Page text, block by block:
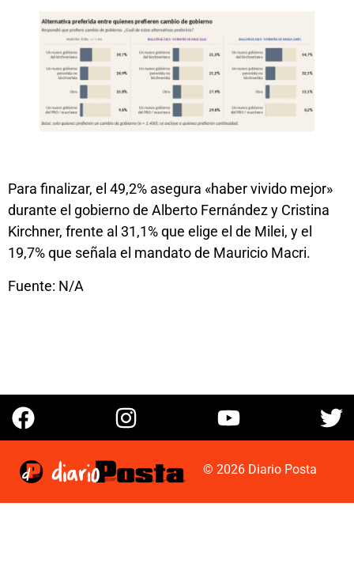
Para finalizar, el 49,2% asegura «haber vivido mejor»
durante el gobierno de Alberto Fernández y Cristina
Kirchner, frente al 31,1% que elige el de Milei, y el
19,7% que señala el mandato de Mauricio Macri.
Fuente: N/A
© 2026 Diario Posta